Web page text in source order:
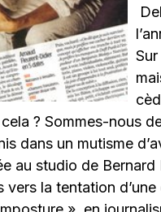
Sur
? Sommes-nous
dans un mutisme
au studio de
vers la tentation